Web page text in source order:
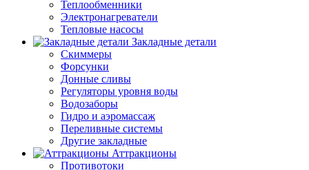
Теплообменники
Электронагреватели
Тепловые насосы
Закладные детали
Скиммеры
Форсунки
Донные сливы
Регуляторы уровня воды
Водозаборы
Гидро и аэромассаж
Переливные системы
Другие закладные
Аттракционы
Противотоки